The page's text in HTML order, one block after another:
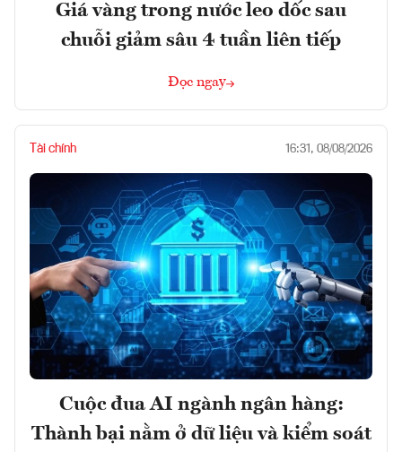
Giá vàng trong nước leo dốc sau
chuỗi giảm sâu 4 tuần liên tiếp
Đọc ngay
Tài chính 16:31, 08/08/2026
Cuộc đua AI ngành ngân hàng:
Thành bại nằm ở dữ liệu và kiểm soát